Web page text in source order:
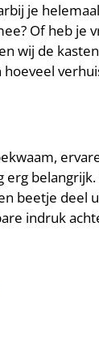
je
Of heb je
wij de
belangrijk.
beetje deel
indruk